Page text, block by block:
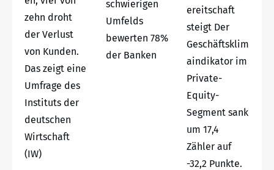
zehn droht
der Verlust
von Kunden.
Das zeigt eine
Umfrage des
Instituts der
deutschen
Wirtschaft
(IW)
schwierigen
Umfelds
bewerten 78%
der Banken
ereitschaft
steigt Der
Geschäftsklim
aindikator im
Private-
Equity-
Segment sank
um 17,4
Zähler auf
-32,2 Punkte.